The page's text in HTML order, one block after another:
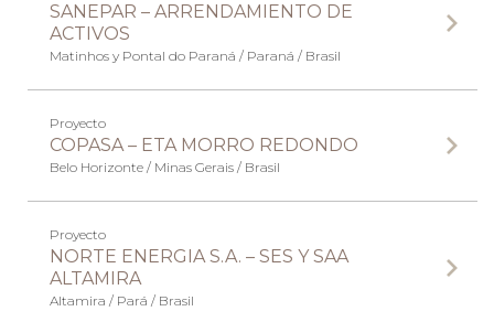
SANEPAR – ARRENDAMIENTO DE
ACTIVOS
Matinhos y Pontal do Paraná / Paraná / Brasil
Proyecto
COPASA – ETA MORRO REDONDO
Belo Horizonte / Minas Gerais / Brasil
Proyecto
NORTE ENERGIA S.A. – SES Y SAA
ALTAMIRA
Altamira / Pará / Brasil